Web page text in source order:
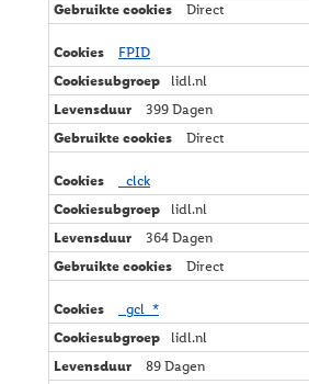
Direct
FPID
lidl.nl
399 Dagen
Direct
_clck
lidl.nl
364 Dagen
Direct
_gcl_*
lidl.nl
89 Dagen